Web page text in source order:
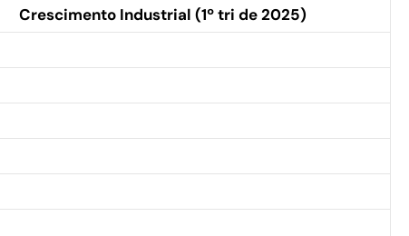
Crescimento Industrial (1º tri de 2025)